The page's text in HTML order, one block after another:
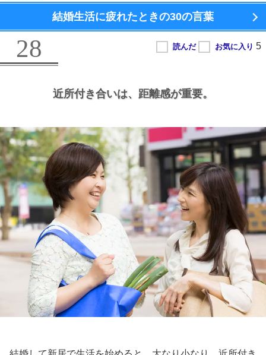
結婚生活に疲れたときの30の言葉
28
近所付き合いは、 距離感が重要。